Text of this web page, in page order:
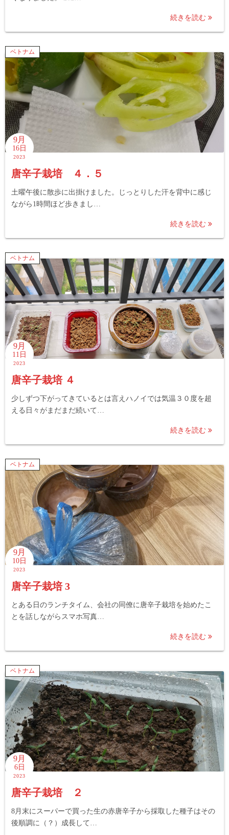
続きを読む
ベトナム
9月
16日
2023
唐辛子栽培 ４．５
土曜午後に散歩に出掛けました。じっとりした汗を背中に感じ
ながら1時間ほど歩きまし…
続きを読む
ベトナム
9月
11日
2023
唐辛子栽培 ４
少しずつ下がってきているとは言えハノイでは気温３０度を超
える日々がまだまだ続いて…
続きを読む
ベトナム
9月
10日
2023
唐辛子栽培 3
とある日のランチタイム、会社の同僚に唐辛子栽培を始めたこ
とを話しながらスマホ写真…
続きを読む
ベトナム
9月
6日
2023
唐辛子栽培 ２
8月末にスーパーで買った生の赤唐辛子から採取した種子はその
後順調に（？）成長して…